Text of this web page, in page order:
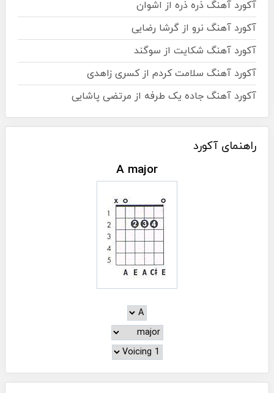
آکورد آهنگ ذره ذره از اشوان
آکورد آهنگ نرو از گرشا رضایی
آکورد آهنگ شکایت از سوگند
آکورد آهنگ سلامت کردم از کسری زاهدی
آکورد آهنگ جاده یک طرفه از مرتضی پاشایی
راهنمای آکورد
A major